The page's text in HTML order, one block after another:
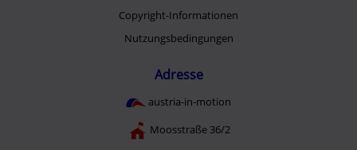
Copyright-Informationen
Nutzungsbedingungen
Adresse
austria-in-motion
Moosstraße 36/2